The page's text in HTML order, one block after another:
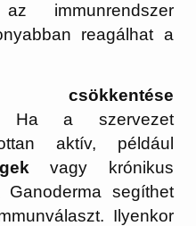
immunrendszer
reagálhat a
a szervezet
aktív, például
vagy krónikus
segíthet
Ilyenkor